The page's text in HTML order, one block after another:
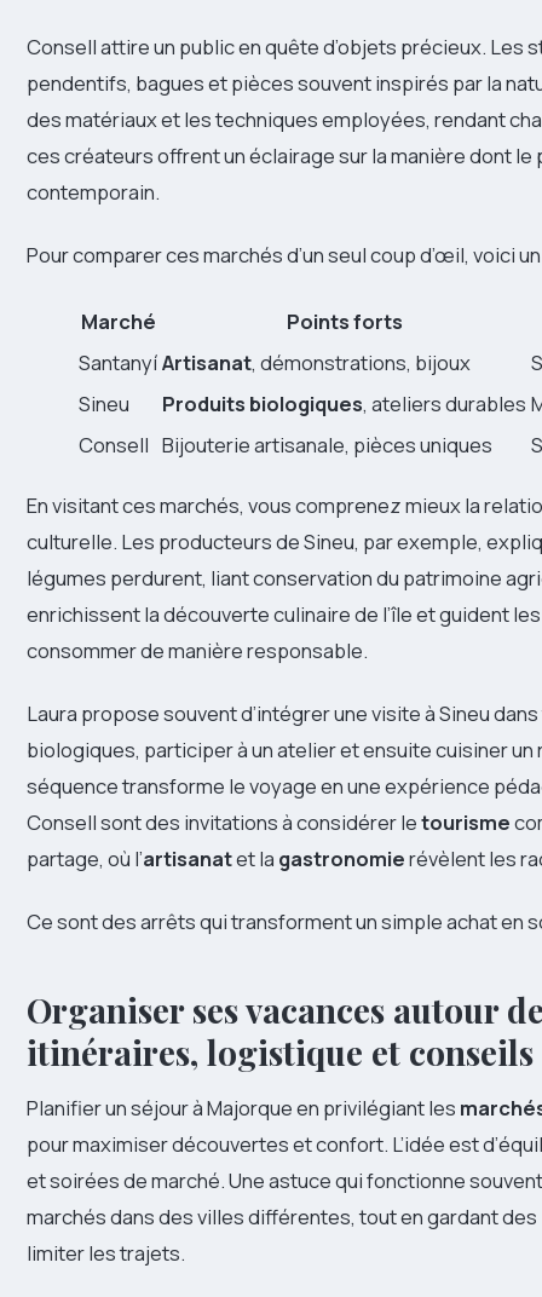
Consell attire un public en quête d’objets précieux.
pendentifs, bagues et pièces souvent inspirés par la
des matériaux et les techniques employées, rendant
ces créateurs offrent un éclairage sur la manière dont
contemporain.
Pour comparer ces marchés d’un seul coup d’œil, voici
Marché
Points forts
SantanyíArtisanat, démonstrations, bijoux
Sineu
Produits biologiques, ateliers durables
Consell Bijouterie artisanale, pièces uniques
En visitant ces marchés, vous comprenez mieux la
culturelle. Les producteurs de Sineu, par exemple,
légumes perdurent, liant conservation du patrimoine
enrichissent la découverte culinaire de l’île et guident
consommer de manière responsable.
Laura propose souvent d’intégrer une visite à Sineu
biologiques, participer à un atelier et ensuite cuisiner
séquence transforme le voyage en une expérience
Consell sont des invitations à considérer letourisme
partage, où l’artisanatet la gastronomierévèlent les
Ce sont des arrêts qui transforment un simple achat en
Organiser ses vacances autour
itinéraires, logistique et
Planifier un séjour à Majorque en privilégiant les
pour maximiser découvertes et confort. L’idée est
et soirées de marché. Une astuce qui fonctionne
marchés dans des villes différentes, tout en gardant
limiter les trajets.